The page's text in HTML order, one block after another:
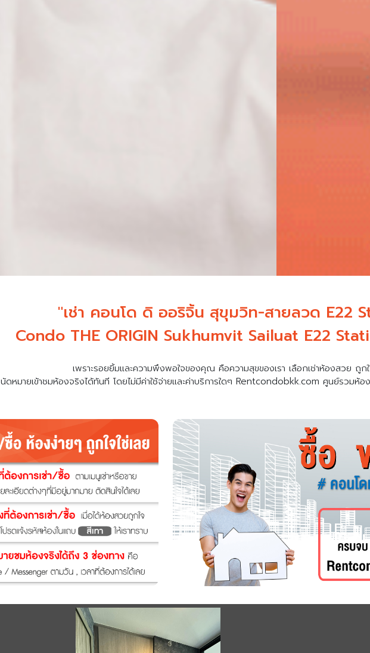
"เช่า คอนโด ดิ ออริจิ้น สุขุมวิท-สายลวด E22
Condo THE ORIGIN Sukhumvit Sailuat E22
เพราะรอยยิ้มและความพึงพอใจของคุณ คือความสุขของเรา เลือกเช่าห้องสวย ถูก
นัดหมายเข้าชมห้องจริงได้ทันที โดยไม่มีค่าใช้จ่ายและค่าบริการใดๆ Rentcondobkk.com ศูนย์รวมห้อ